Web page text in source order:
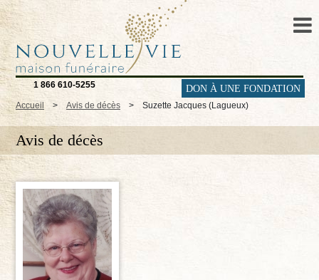
1 866 610-5255 DON À UNE FONDATION
Accueil > Avis de décès > Suzette Jacques (Lagueux)
Avis de décès